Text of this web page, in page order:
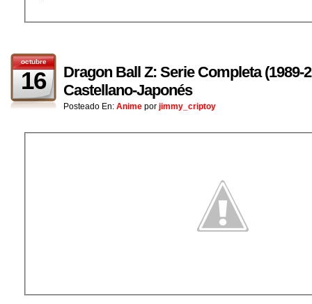
octubre
16
Dragon Ball Z: Serie Completa (1989-
Castellano-Japonés
Posteado En: Anime por jimmy_criptoy